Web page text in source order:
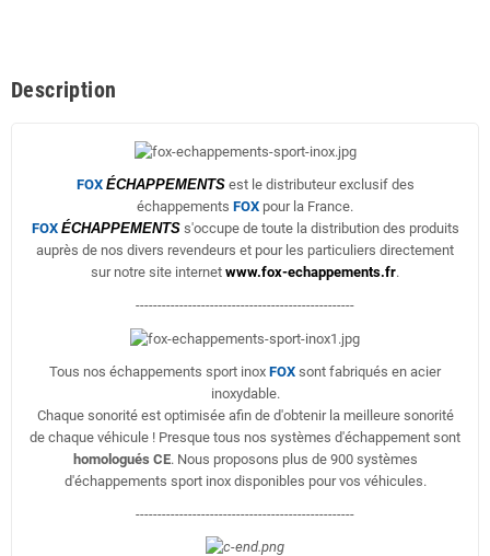
Description
FOX ÉCHAPPEMENTSest le distributeur exclusif des
échappements FOX pour la France.
FOX ÉCHAPPEMENTSs'occupe de toute la distribution des produits
auprès de nos divers revendeurs et pour les particuliers directement
sur notre site internet www.fox-echappements.fr.
--------------------------------------------------
Tous nos échappements sport inox FOX sont fabriqués en acier
inoxydable.
Chaque sonorité est optimisée afin de d'obtenir la meilleure sonorité
de chaque véhicule ! Presque tous nos systèmes d'échappement sont
homologués CE. Nous proposons plus de 900 systèmes
d'échappements sport inox disponibles pour vos véhicules.
--------------------------------------------------